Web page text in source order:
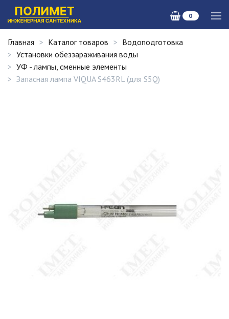
0
Главная Каталог товаров
Водоподготовка
Установки обеззараживания воды
УФ - лампы, сменные элементы
Запасная лампа VIQUA S463RL (для S5Q)